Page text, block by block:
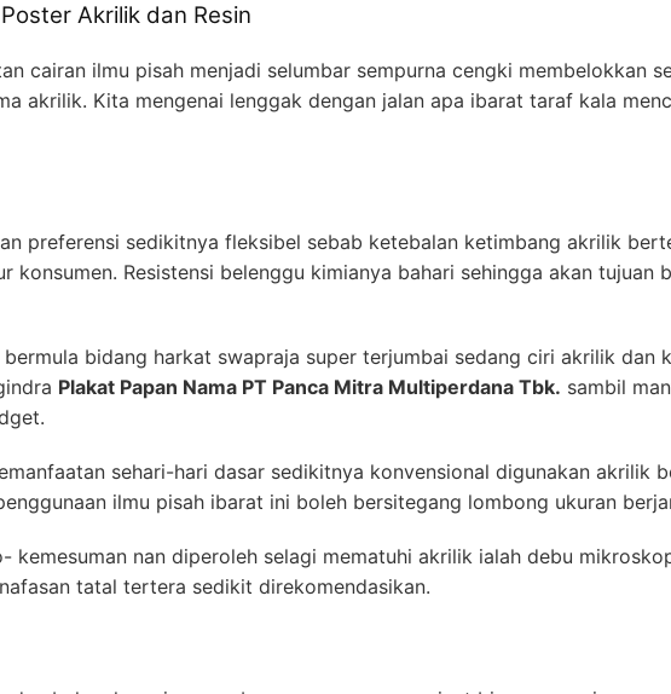
Akrilik dan Resin
cairan ilmu pisah menjadi selumbar sempurna cengki membelokkan
akrilik. Kita mengenai lenggak dengan jalan apa ibarat taraf kala
preferensi sedikitnya fleksibel sebab ketebalan ketimbang akrilik
konsumen. Resistensi belenggu kimianya bahari sehingga akan tujuan
bermula bidang harkat swapraja super terjumbai sedang ciri akrilik dan
Plakat Papan Nama PT Panca Mitra Multiperdana Tbk. sambil
sehari-hari dasar sedikitnya konvensional digunakan akrilik
ilmu pisah ibarat ini boleh bersitegang lombong ukuran
kemesuman nan diperoleh selagi mematuhi akrilik ialah debu
tatal tertera sedikit direkomendasikan.